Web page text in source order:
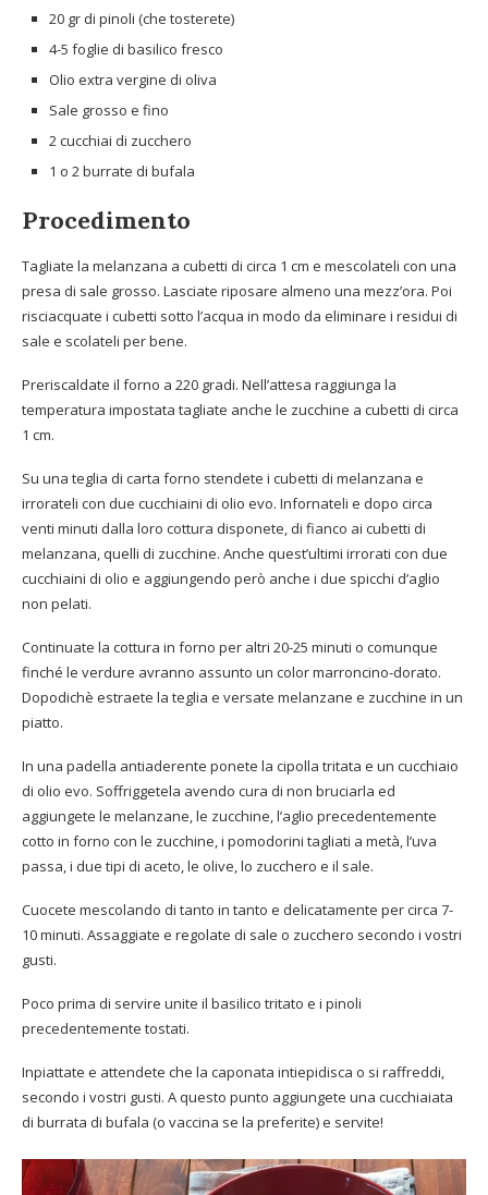
20 gr di pinoli (che tosterete)
4-5 foglie di basilico fresco
Olio extra vergine di oliva
Sale grosso e fino
2 cucchiai di zucchero
1 o 2 burrate di bufala
Procedimento
Tagliate la melanzana a cubetti di circa 1 cm e mescolateli con una
presa di sale grosso. Lasciate riposare almeno una mezz’ora. Poi
risciacquate i cubetti sotto l’acqua in modo da eliminare i residui di
sale e scolateli per bene.
Preriscaldate il forno a 220 gradi. Nell’attesa raggiunga la
temperatura impostata tagliate anche le zucchine a cubetti di circa
1 cm.
Su una teglia di carta forno stendete i cubetti di melanzana e
irrorateli con due cucchiaini di olio evo. Infornateli e dopo circa
venti minuti dalla loro cottura disponete, di fianco ai cubetti di
melanzana, quelli di zucchine. Anche quest’ultimi irrorati con due
cucchiaini di olio e aggiungendo però anche i due spicchi d’aglio
non pelati.
Continuate la cottura in forno per altri 20-25 minuti o comunque
finché le verdure avranno assunto un color marroncino-dorato.
Dopodichè estraete la teglia e versate melanzane e zucchine in un
piatto.
In una padella antiaderente ponete la cipolla tritata e un cucchiaio
di olio evo. Soffriggetela avendo cura di non bruciarla ed
aggiungete le melanzane, le zucchine, l’aglio precedentemente
cotto in forno con le zucchine, i pomodorini tagliati a metà, l’uva
passa, i due tipi di aceto, le olive, lo zucchero e il sale.
Cuocete mescolando di tanto in tanto e delicatamente per circa 7-
10 minuti. Assaggiate e regolate di sale o zucchero secondo i vostri
gusti.
Poco prima di servire unite il basilico tritato e i pinoli
precedentemente tostati.
Inpiattate e attendete che la caponata intiepidisca o si raffreddi,
secondo i vostri gusti. A questo punto aggiungete una cucchiaiata
di burrata di bufala (o vaccina se la preferite) e servite!